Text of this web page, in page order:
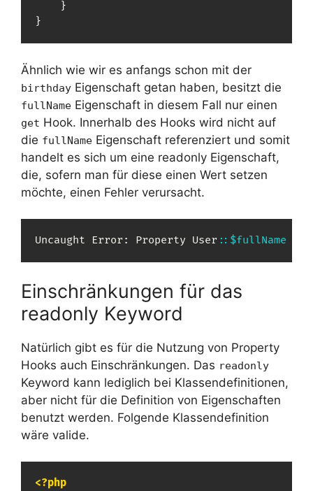
}
}
Ähnlich wie wir es anfangs schon mit der
birthday Eigenschaft getan haben, besitzt die
fullName Eigenschaft in diesem Fall nur einen
get Hook. Innerhalb des Hooks wird nicht auf
die fullName Eigenschaft referenziert und somit
handelt es sich um eine readonly Eigenschaft,
die, sofern man für diese einen Wert setzen
möchte, einen Fehler verursacht.
Uncaught Error: Property User :: $fullName
Einschränkungen für das
readonly Keyword
Natürlich gibt es für die Nutzung von Property
Hooks auch Einschränkungen. Das readonly
Keyword kann lediglich bei Klassendefinitionen,
aber nicht für die Definition von Eigenschaften
benutzt werden. Folgende Klassendefinition
wäre valide.
<?php